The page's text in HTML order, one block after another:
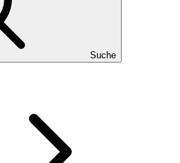
Suche